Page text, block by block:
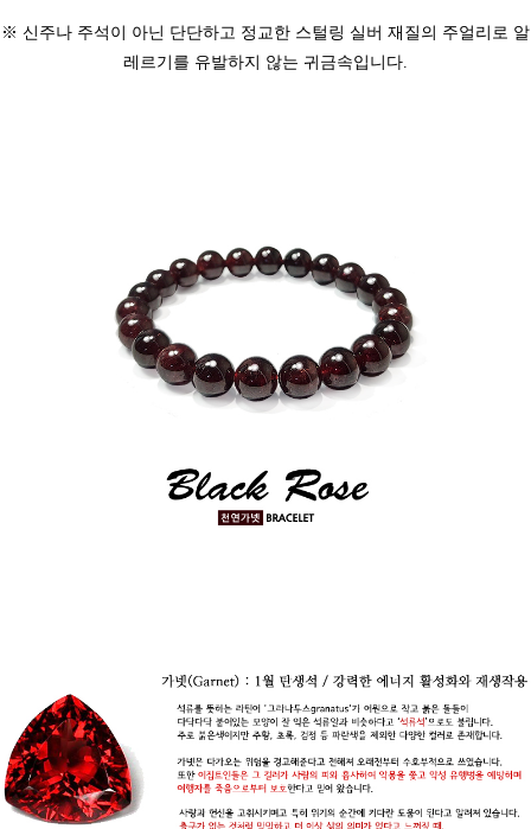
※ 신주나 주석이 아닌 단단하고 정교한 스털링 실버 재질의 주얼리로 알
레르기를 유발하지 않는 귀금속입니다.